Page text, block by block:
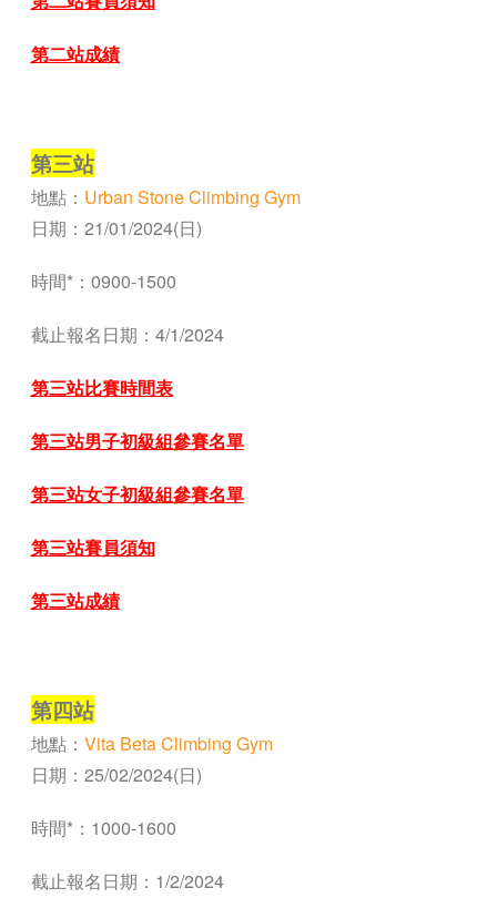
第二站成績
第三站
地點： Urban Stone Climbing Gym
日期：21/01/2024(日)
時間*：0900-1500
截止報名日期：4/1/2024
第三站比賽時間表
第三站男子初級組參賽名單
第三站女子初級組參賽名單
第三站賽員須知
第三站成績
第四站
地點： Vita Beta Climbing Gym
日期：25/02/2024(日)
時間*：1000-1600
截止報名日期：1/2/2024